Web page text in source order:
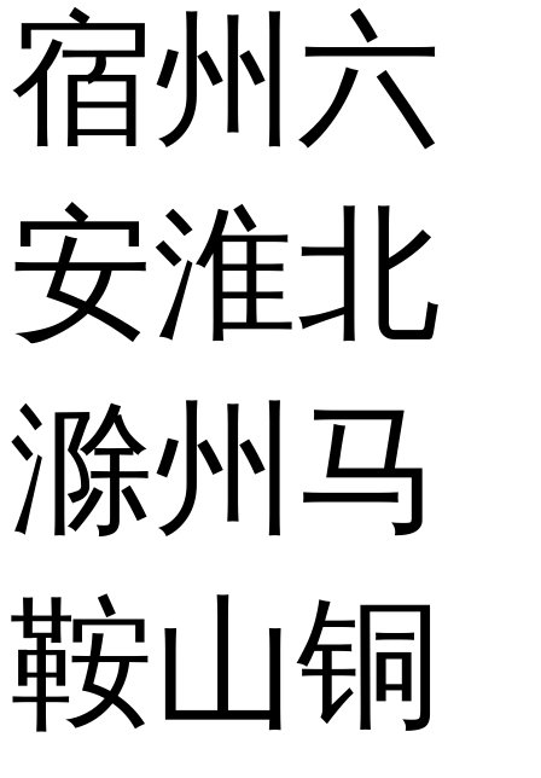
宿州 六
安淮北
滁州 马
鞍山铜